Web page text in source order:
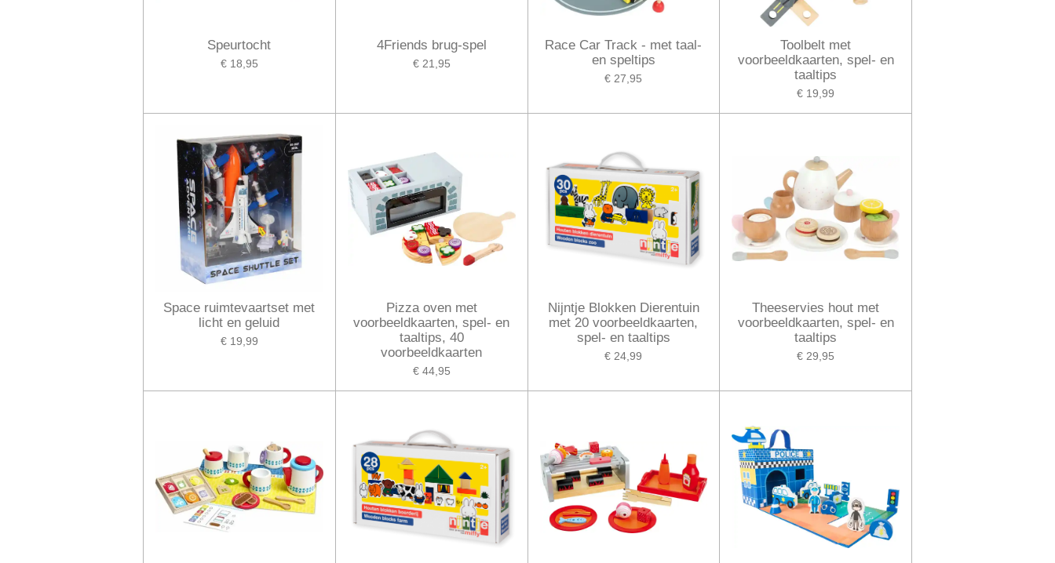
Speurtocht
€ 18,95
4Friends brug-spel
€ 21,95
Race Car Track - met taal-
en speltips
€ 27,95
Toolbelt met
voorbeeldkaarten, spel- en
taaltips
€ 19,99
Space ruimtevaartset met
licht en geluid
€ 19,99
Pizza oven met
voorbeeldkaarten, spel- en
taaltips, 40
voorbeeldkaarten
€ 44,95
Nijntje Blokken Dierentuin
met 20 voorbeeldkaarten,
spel- en taaltips
€ 24,99
Theeservies hout met
voorbeeldkaarten, spel- en
taaltips
€ 29,95